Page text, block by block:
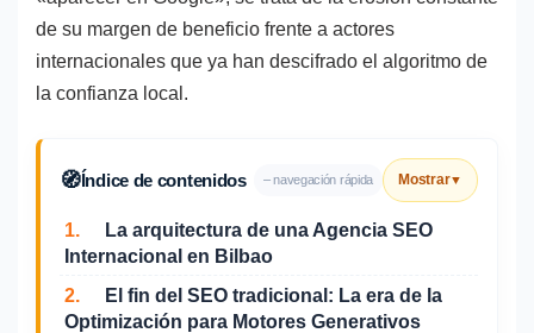
de su margen de beneficio frente a actores
internacionales que ya han descifrado el algoritmo de
la confianza local.
🧭Índice de contenidos – navegación rápida Mostrar▼
1.
La arquitectura de una Agencia SEO
Internacional en Bilbao
2.
El fin del SEO tradicional: La era de la
Optimización para Motores Generativos